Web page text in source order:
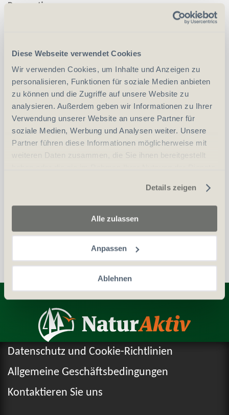
Diese Webseite verwendet Cookies
Wir verwenden Cookies, um Inhalte und Anzeigen zu
personalisieren, Funktionen für soziale Medien anbieten
zu können und die Zugriffe auf unsere Website zu
analysieren. Außerdem geben wir Informationen zu Ihrer
Verwendung unserer Website an unsere Partner für
soziale Medien, Werbung und Analysen weiter. Unsere
Partner führen diese Informationen möglicherweise mit
weiteren Daten zusammen, die Sie ihnen bereitgestellt
Details zeigen
Alle zulassen
Anpassen
Ablehnen
Reservation
vergleichen
- +
In den Warenkorb
Auszug aus dem Zentralstrafregister (ZSA)
Entdecken Sie weitere Produkte
Datenschutz und Cookie-Richtlinien
Allgemeine Geschäftsbedingungen
Kontaktieren Sie uns